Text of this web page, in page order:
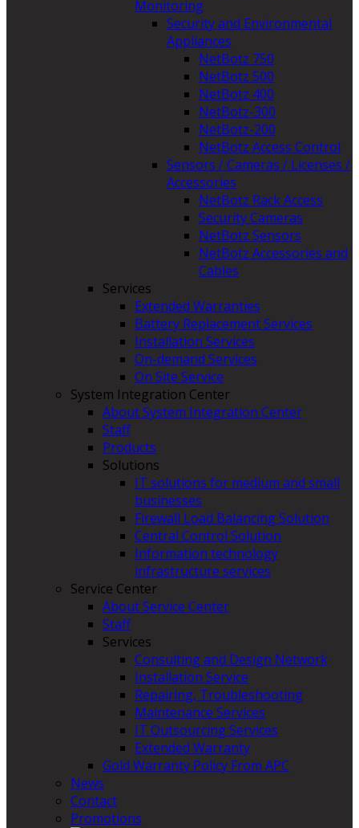
Monitoring
Security and Environmental
Appliances
NetBotz 750
NetBotz 500
NetBotz 400
NetBotz-300
NetBotz-200
NetBotz Access Control
Sensors / Cameras / Licenses /
Accessories
NetBotz Rack Access
Security Cameras
NetBotz Sensors
NetBotz Accessories and
Cables
Services
Extended Warranties
Battery Replacement Services
Installation Services
On-demand Services
On Site Service
System Integration Center
About System Integration Center
Staff
Products
Solutions
IT solutions for medium and small
businesses
Firewall Load Balancing Solution
Central Control Solution
Information technology
infrastructure services
Service Center
About Service Center
Staff
Services
Consulting and Design Network
Installation Service
Repairing, Troubleshooting
Maintenance Services
IT Outsourcing Services
Extended Warranty
Gold Warranty Policy From APC
News
Contact
Promotions